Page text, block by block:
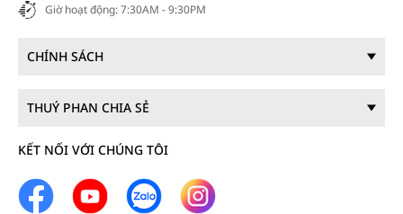
Giờ hoạt động: 7:30AM - 9:30PM
CHÍNH SÁCH
THUÝ PHAN CHIA SẺ
KẾT NỐI VỚI CHÚNG TÔI